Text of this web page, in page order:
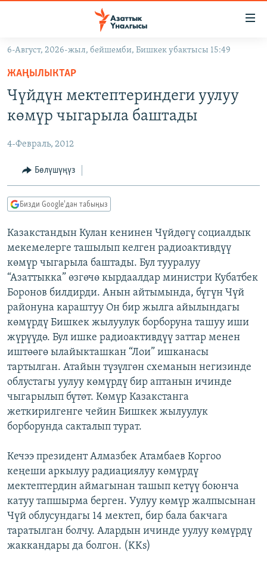
Навигацияга
өтүңүз
Издөөгө
салыңызКЫРГЫЗСТАН
ЭКОНОМИКА
МАДАНИЯТ
ДҮЙНӨ
БОРБОР АЗИЯ
УКРАИНА
АТАЙЫН ИЛИКТӨӨ
ТВ ПРОГРАММАЛАР
ЭКСПЕРТТЕР ТАЛДАЙТ
БИЗ ЖАНА ДҮЙНӨ
ЭЖЕ-СИҢДИЛЕР
ЫҢГАЙСЫЗ СУРООЛОР
ӨЗГӨЧӨ ПИКИР
Русский
ОНЛАЙН ШЕРИНЕ
ЭЕ/АРнун бардык сайттары
6-Август, 2026-жыл, бейшемби, Бишкек убактысы 15:49
ЖАҢЫЛЫКТАР
Чүйдүн мектептериндеги уулуу
көмүр чыгарыла баштады
4-Февраль, 2012
Бөлүшүңүз
Бизди Google'дан табыңыз
Казакстандын Кулан кенинен Чүйдөгү социалдык
мекемелерге ташылып келген радиоактивдүү
көмүр чыгарыла баштады. Бул тууралуу
“Азаттыкка” өзгөчө кырдаалдар министри Кубатбек
Боронов билдирди. Анын айтымында, бүгүн Чүй
районуна караштуу Он бир жылга айылындагы
көмүрдү Бишкек жылуулук борборуна ташуу иши
жүрүүдө. Бул ишке радиоактивдүү заттар менен
иштөөгө ылайыкташкан “Лои” ишканасы
тартылган. Атайын түзүлгөн схеманын негизинде
облустагы уулуу көмүрдү бир аптанын ичинде
чыгарылып бүтөт. Көмүр Казакстанга
жеткирилгенге чейин Бишкек жылуулук
борборунда сакталып турат.
Кечээ президент Алмазбек Атамбаев Коргоо
кеңеши аркылуу радиациялуу көмүрдү
мектептердин аймагынан ташып кетүү боюнча
катуу тапшырма берген. Уулуу көмүр жалпысынан
Чүй облусундагы 14 мектеп, бир бала бакчага
таратылган болчу. Алардын ичинде уулуу көмүрдү
жаккандары да болгон. (KKs)